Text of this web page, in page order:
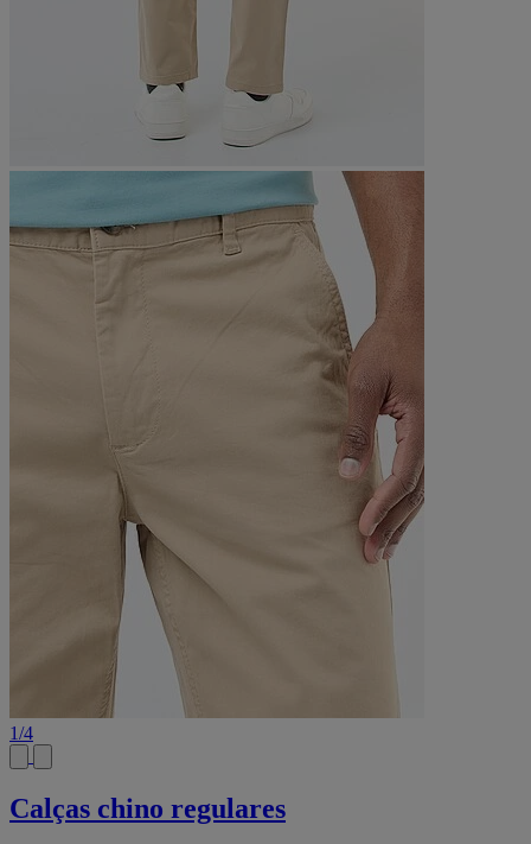
1/4
Calças chino regulares